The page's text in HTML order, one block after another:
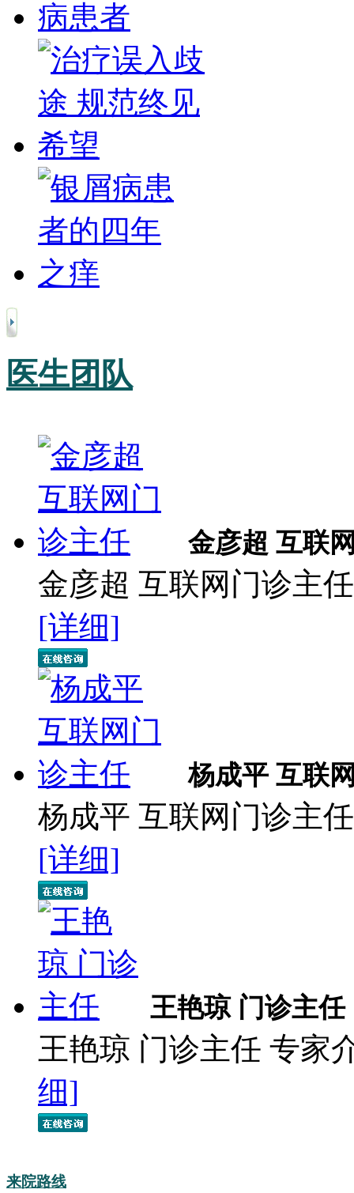
医生团队
金彦超 互联
金彦超 互联网门诊主
[详细]
杨成平 互联
杨成平 互联网门诊主
[详细]
王艳琼 门诊主任
王艳琼 门诊主任 专家
细]
来院路线